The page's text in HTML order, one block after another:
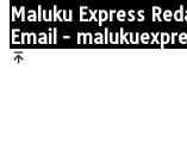
Maluku Express
Email -